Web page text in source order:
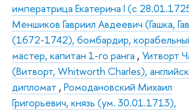
императрица Екатерина I (с
Меншиков Гавриил Авдеевич (Гашка,
(1672-1742), бомбардир,
мастер, капитан 1-го ранга , Уитворт
(Витворт, Whitworth Charles),
дипломат , Ромодановский Михаил
Григорьевич, князь (ум. 30.01.1713),